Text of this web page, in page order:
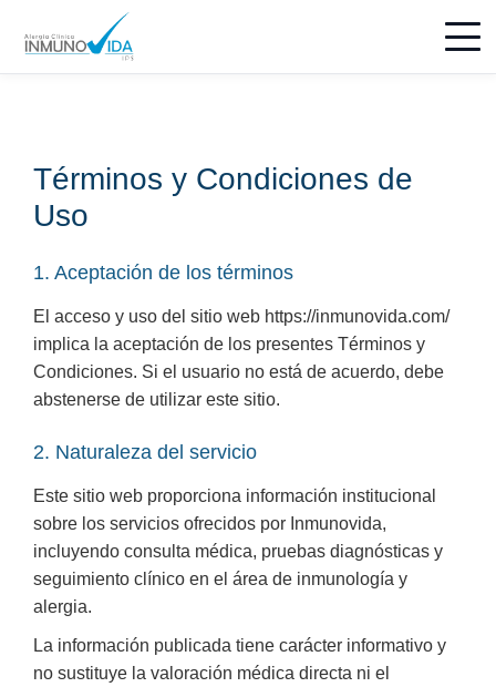
Términos y Condiciones de
Uso
1. Aceptación de los términos
El acceso y uso del sitio web https://inmunovida.com/
implica la aceptación de los presentes Términos y
Condiciones. Si el usuario no está de acuerdo, debe
abstenerse de utilizar este sitio.
2. Naturaleza del servicio
Este sitio web proporciona información institucional
sobre los servicios ofrecidos por Inmunovida,
incluyendo consulta médica, pruebas diagnósticas y
seguimiento clínico en el área de inmunología y
alergia.
La información publicada tiene carácter informativo y
no sustituye la valoración médica directa ni el